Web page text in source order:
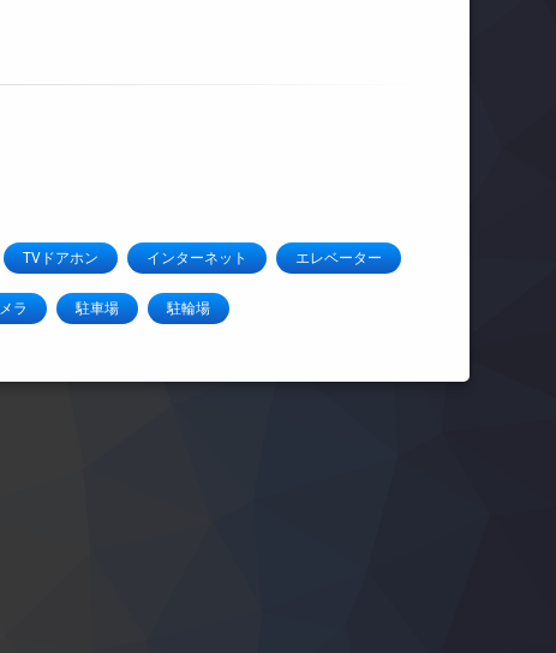
TVドアホン インターネット エレベーター
ラ 駐車場 駐輪場